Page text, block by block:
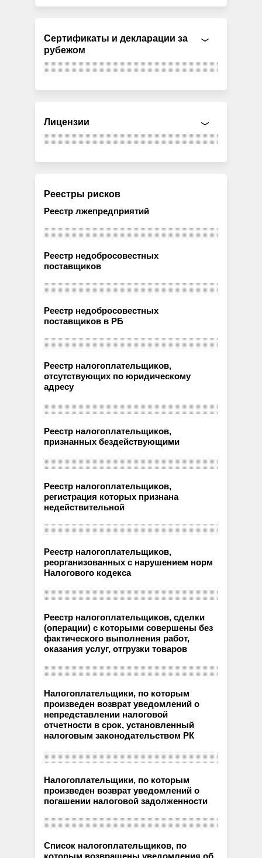
Сертификаты и декларации за
рубежом
Лицензии
Реестры рисков
Реестр лжепредприятий
Реестр недобросовестных
поставщиков
Реестр недобросовестных
поставщиков в РБ
Реестр налогоплательщиков,
отсутствующих по юридическому
адресу
Реестр налогоплательщиков,
признанных бездействующими
Реестр налогоплательщиков,
регистрация которых признана
недействительной
Реестр налогоплательщиков,
реорганизованных с нарушением норм
Налогового кодекса
Реестр налогоплательщиков, сделки
(операции) с которыми совершены без
фактического выполнения работ,
оказания услуг, отгрузки товаров
Налогоплательщики, по которым
произведен возврат уведомлений о
непредставлении налоговой
отчетности в срок, установленный
налоговым законодательством РК
Налогоплательщики, по которым
произведен возврат уведомлений о
погашении налоговой задолженности
Список налогоплательщиков, по
которым возвращены уведомления об